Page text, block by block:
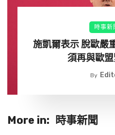
時事新
施凱爾表示 脫歐嚴
須再與歐
By
More in: 時事新聞